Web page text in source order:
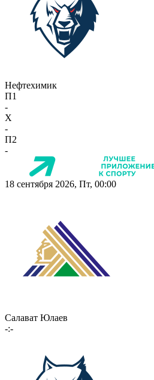
Нефтехимик
П1
-
X
-
П2
-
18 сентября 2026, Пт, 00:00
Салават Юлаев
-:-